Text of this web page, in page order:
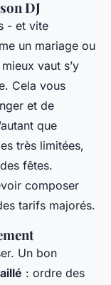
DJ
- et vite
un mariage ou
vaut s’y
Cela vous
et de
que
très limitées,
fêtes.
composer
tarifs majorés.
Un bon
: ordre des